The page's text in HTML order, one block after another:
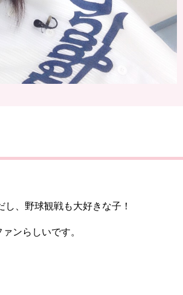
、野球観戦も大好きな子！
ンらしいです。